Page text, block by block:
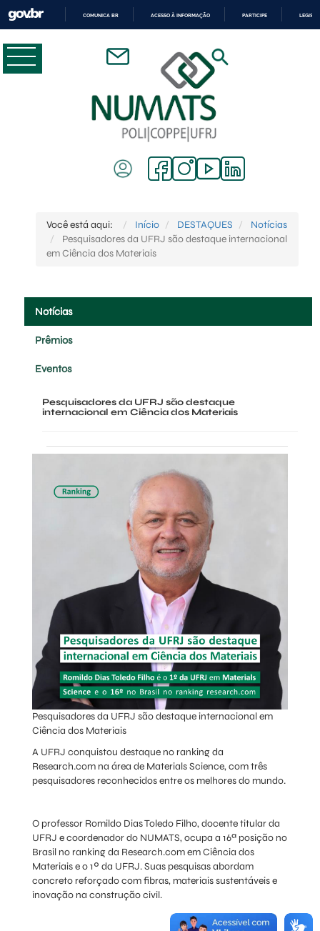
CONTEÚDO
COMUNICA BR ACESSO À INFORMAÇÃO PARTICIPE
Você está aqui: Início DESTAQUES
Notícias
Pesquisadores da UFRJ são destaque internacional
em Ciência dos Materiais
Notícias
Prêmios
Eventos
Pesquisadores da UFRJ são destaque
internacional em Ciência dos Materiais
Pesquisadores da UFRJ são destaque internacional em
Ciência dos Materiais
A UFRJ conquistou destaque no ranking da
Research.com na área de Materials Science, com três
pesquisadores reconhecidos entre os melhores do mundo.
O professor Romildo Dias Toledo Filho, docente titular da
UFRJ e coordenador do NUMATS, ocupa a 16ª posição no
Brasil no ranking da Research.com em Ciência dos
Materiais e o 1º da UFRJ. Suas pesquisas abordam
concreto reforçado com fibras, materiais sustentáveis e
inovação na construção civil.